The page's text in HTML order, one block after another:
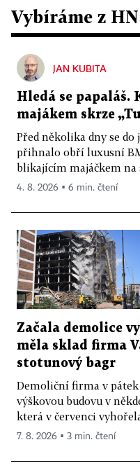
Vybíráme z HN
JAN KUBITA
Hledá se papaláš.
majákem skrze
Před několika dny se
přihnalo obří luxusní
blikajícím majáčkem na
4. 8. 2026 ▪ 6 min. čtení
Začala demolice
měla sklad firma
stotunový bagr
Demoliční firma v pátek
výškovou budovu v
která v červenci
7. 8. 2026 ▪ 3 min. čtení